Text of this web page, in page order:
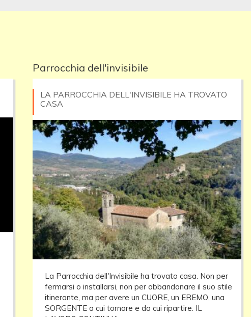
Parrocchia dell'invisibile
LA PARROCCHIA DELL'INVISIBILE HA TROVATO
CASA
La Parrocchia dell'Invisibile ha trovato casa. Non per
fermarsi o installarsi, non per abbandonare il suo stile
itinerante, ma per avere un CUORE, un EREMO, una
SORGENTE a cui tornare e da cui ripartire. IL